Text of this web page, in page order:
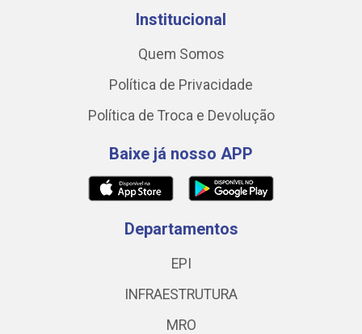
Institucional
Quem Somos
Política de Privacidade
Política de Troca e Devolução
Baixe já nosso APP
Departamentos
EPI
INFRAESTRUTURA
MRO